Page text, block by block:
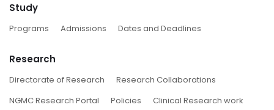
Study
Programs Admissions Dates and Deadlines
Research
Directorate of Research
Research Collaborations
NGMC Research Portal
Policies Clinical Research work